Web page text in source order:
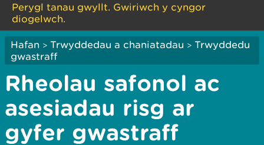
Perygl tanau gwyllt. Gwiriwch y cyngor
diogelwch.
Hafan > Trwyddedau a chaniatadau > Trwyddedu
gwastraff
Rheolau safonol ac
asesiadau risg ar
gyfer gwastraff